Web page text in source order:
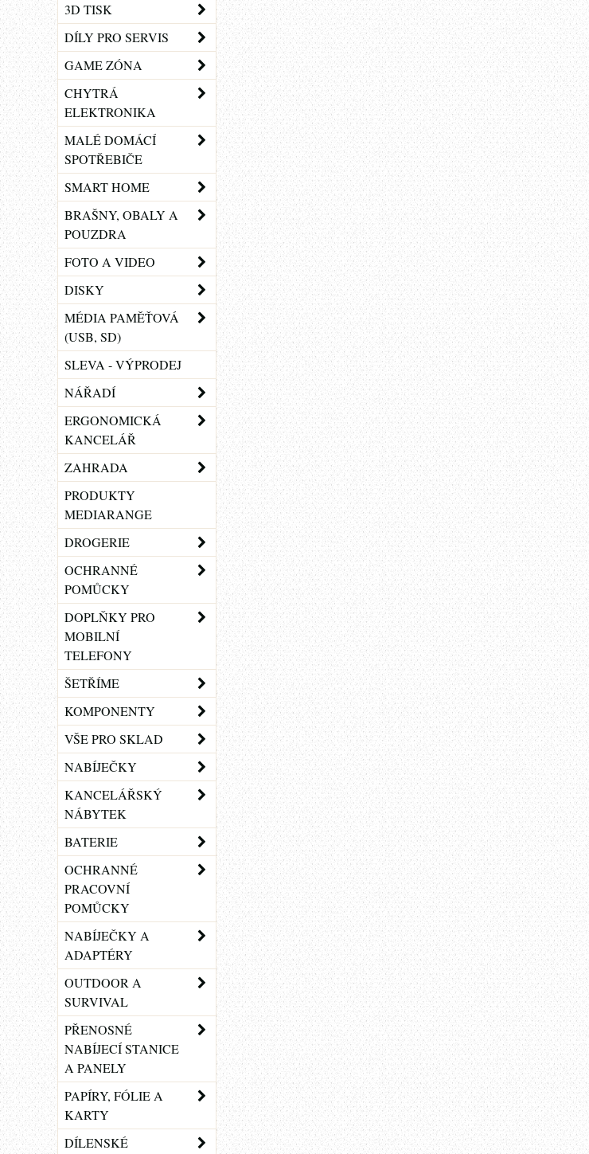
3D TISK
DÍLY PRO SERVIS
GAME ZÓNA
CHYTRÁ
ELEKTRONIKA
MALÉ DOMÁCÍ
SPOTŘEBIČE
SMART HOME
BRAŠNY, OBALY A
POUZDRA
FOTO A VIDEO
DISKY
MÉDIA PAMĚŤOVÁ
(USB, SD)
SLEVA - VÝPRODEJ
NÁŘADÍ
ERGONOMICKÁ
KANCELÁŘ
ZAHRADA
PRODUKTY
MEDIARANGE
DROGERIE
OCHRANNÉ
POMŮCKY
DOPLŇKY PRO
MOBILNÍ
TELEFONY
ŠETŘÍME
KOMPONENTY
VŠE PRO SKLAD
NABÍJEČKY
KANCELÁŘSKÝ
NÁBYTEK
BATERIE
OCHRANNÉ
PRACOVNÍ
POMŮCKY
NABÍJEČKY A
ADAPTÉRY
OUTDOOR A
SURVIVAL
PŘENOSNÉ
NABÍJECÍ STANICE
A PANELY
PAPÍRY, FÓLIE A
KARTY
DÍLENSKÉ